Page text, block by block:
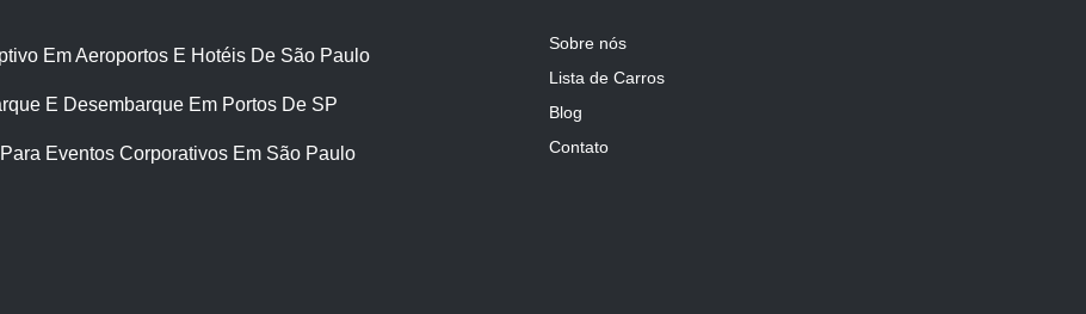
Em Aeroportos E Hotéis De São Paulo
E Desembarque Em Portos De SP
Eventos Corporativos Em São Paulo
Sobre nós
Lista de Carros
Blog
Contato